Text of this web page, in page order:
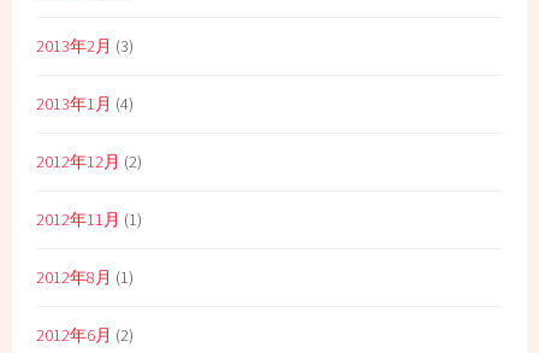
2013年2月 (3)
2013年1月 (4)
2012年12月 (2)
2012年11月 (1)
2012年8月 (1)
2012年6月 (2)